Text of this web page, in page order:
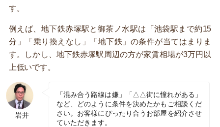
す。
例えば、地下鉄赤塚駅と御茶ノ水駅は「池袋駅まで約15
分」「乗り換えなし」「地下鉄」の条件が当てはまりま
す。しかし、地下鉄赤塚駅周辺の方が家賃相場が3万円以
上低いです。
岩井
「混み合う路線は嫌」「△△街に憧れがある」
など、どのように条件を決めたかもご相談くだ
さい。お客様にぴったり合うお部屋を紹介させ
ていただきます。